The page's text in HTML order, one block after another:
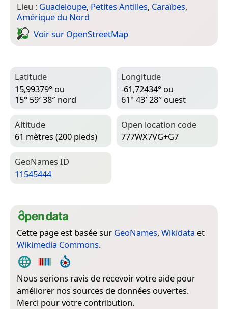
Lieu : Guadeloupe, Petites Antilles, Caraïbes,
Amérique du Nord
Voir sur Open­Street­Map
Latitude
15,99379° ou
15° 59′ 38″ nord
Longitude
-61,72434° ou
61° 43′ 28″ ouest
Altitude
61 mètres (200 pieds)
Open location code
777WX7VG+G7
Geo­Names ID
11545444
Cette page est basée sur GeoNames, Wikidata et
Wikimedia Commons.
Nous serions ravis de recevoir votre aide pour
améliorer nos sources de données ouvertes.
Merci pour votre contribution.